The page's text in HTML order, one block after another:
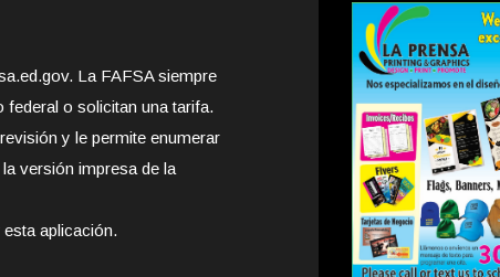
La FAFSA siempre
federal o solicitan una tarifa.
y le permite enumerar
versión impresa de la
aplicación.